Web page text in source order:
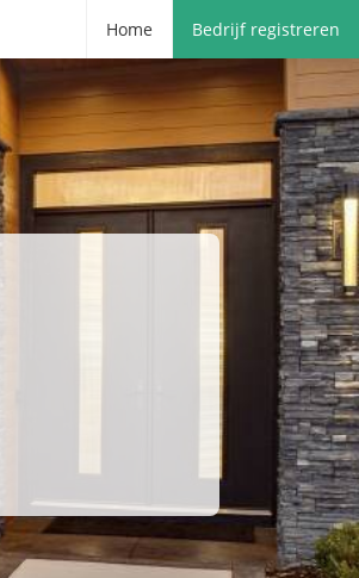
Home Bedrijf registreren